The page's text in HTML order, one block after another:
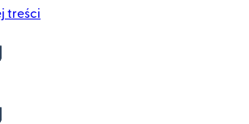
treści